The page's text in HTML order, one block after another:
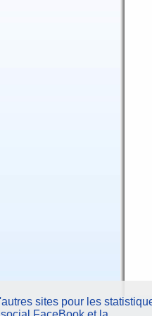
sites pour les